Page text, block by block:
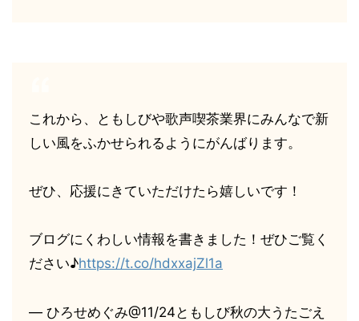
これから、ともしびや歌声喫茶業界にみんなで新
しい風をふかせられるようにがんばります。
ぜひ、応援にきていただけたら嬉しいです！
ブログにくわしい情報を書きました！ぜひご覧く
ださい♪https://t.co/hdxxajZl1a
— ひろせめぐみ@11/24ともしび秋の大うたごえ